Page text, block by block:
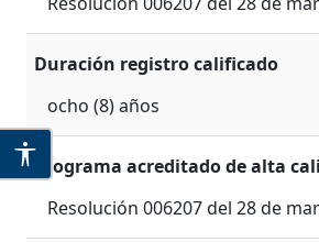
Duración registro calificado
ocho (8) años
Programa acreditado de alta
Resolución 006207 del 28 de